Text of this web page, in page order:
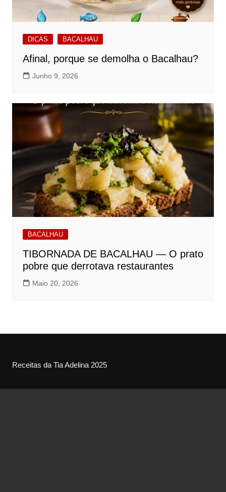
DICAS BACALHAU
Afinal, porque se demolha o Bacalhau?
Junho 9, 2026
BACALHAU
TIBORNADA DE BACALHAU — O prato
pobre que derrotava restaurantes
Maio 20, 2026
Receitas da Tia Adelina 2025